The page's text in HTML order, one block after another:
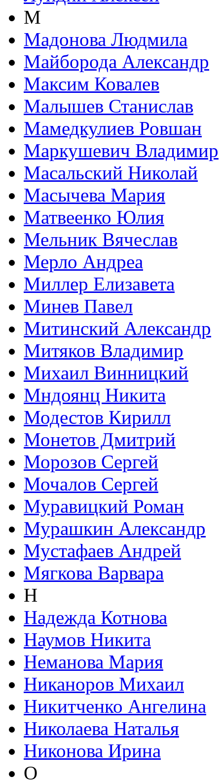
М
Мадонова Людмила
Майборода Александр
Максим Ковалев
Малышев Станислав
Мамедкулиев Ровшан
Маркушевич Владимир
Масальский Николай
Масычева Мария
Матвеенко Юлия
Мельник Вячеслав
Мерло Андреа
Миллер Елизавета
Минев Павел
Митинский Александр
Митяков Владимир
Михаил Винницкий
Мндоянц Никита
Модестов Кирилл
Монетов Дмитрий
Морозов Сергей
Мочалов Сергей
Муравицкий Роман
Мурашкин Александр
Мустафаев Андрей
Мягкова Варвара
Н
Надежда Котнова
Наумов Никита
Неманова Мария
Никаноров Михаил
Никитченко Ангелина
Николаева Наталья
Никонова Ирина
О